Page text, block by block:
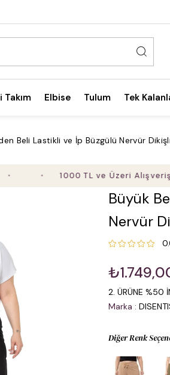
Takım Elbise Tulum Tek
Beli Lastikli ve İp Büzgülü Nervür
1000 TL ve Üzeri Alışverişte
Büyük
Nervür
2. ÜRÜNE %50
Marka :
Diğer Renk